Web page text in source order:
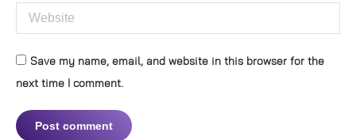
Website
Save my name, email, and website in this browser for the
next time I comment.
Post comment